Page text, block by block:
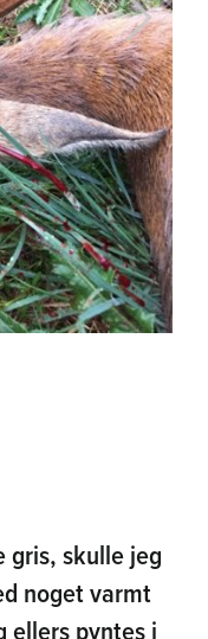
Next
skulle jeg
noget varmt
pyntes i